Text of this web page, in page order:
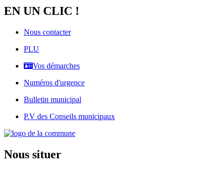
EN UN CLIC !
Nous contacter
PLU
Vos démarches
Numéros d'urgence
Bulletin municipal
P.V des Conseils municipaux
Nous situer